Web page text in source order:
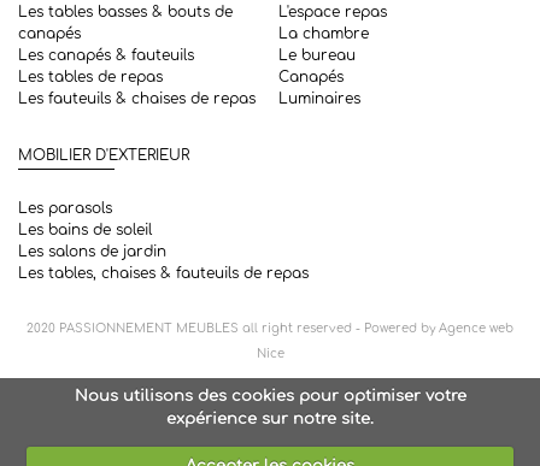
Les tables basses & bouts de
canapés
Les canapés & fauteuils
Les tables de repas
Les fauteuils & chaises de repas
L'espace repas
La chambre
Le bureau
Canapés
Luminaires
MOBILIER D'EXTERIEUR
Les parasols
Les bains de soleil
Les salons de jardin
Les tables, chaises & fauteuils de repas
2020 PASSIONNEMENT MEUBLES all right reserved - Powered byAgence web
Nice
Nous utilisons des cookies pour optimiser votre
expérience sur notre site.